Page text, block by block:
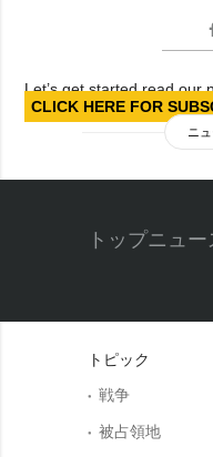
Let’s get started read our
CLICK HERE FOR
ニ
トップニュー
トピック
戦争
被占領地